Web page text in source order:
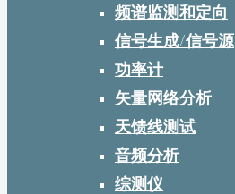
频谱监测和定向
信号生成/信号源
功率计
矢量网络分析
天馈线测试
音频分析
综测仪